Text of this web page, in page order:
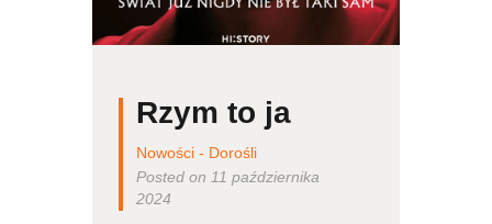
Rzym to ja
Nowości - Dorośli
Posted on 11 października
2024